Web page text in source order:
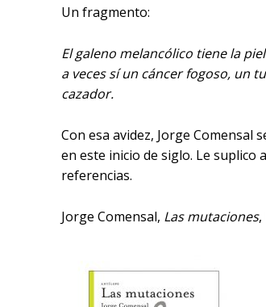
Un fragmento:
El galeno melancólico tiene la
a veces sí un cáncer fogoso, un
cazador.
Con esa avidez, Jorge
en este inicio de siglo. Le
referencias.
Jorge Comensal, Las mutaciones,